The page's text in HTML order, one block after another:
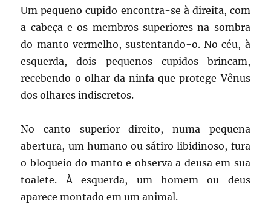
Um pequeno cupido encontra-se à direita, com
a cabeça e os membros superiores na sombra
do manto vermelho, sustentando-o. No céu, à
esquerda, dois pequenos cupidos brincam,
recebendo o olhar da ninfa que protege Vênus
dos olhares indiscretos.
No canto superior direito, numa pequena
abertura, um humano ou sátiro libidinoso, fura
o bloqueio do manto e observa a deusa em sua
toalete. À esquerda, um homem ou deus
aparece montado em um animal.